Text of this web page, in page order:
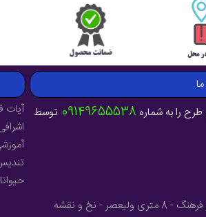
را به شماره 09149655538 توسط
آدرس : آذربایجان شرقی - شهرستان میانه - خیابان فرهنگ - 8 متری ولیعصر - نخ و نقشه